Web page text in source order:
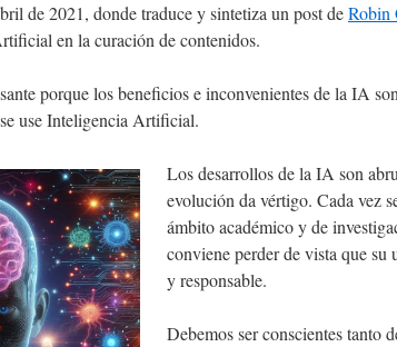
de 2021, donde traduce y sintetiza un post deRobin
en la curación de contenidos.
porque los beneficios e inconvenientes de la IA
use Inteligencia Artificial.
Los desarrollos de la IA son
evolución da vértigo. Cada vez
ámbito académico y de
conviene perder de vista que su
y responsable.
Debemos ser conscientes tanto